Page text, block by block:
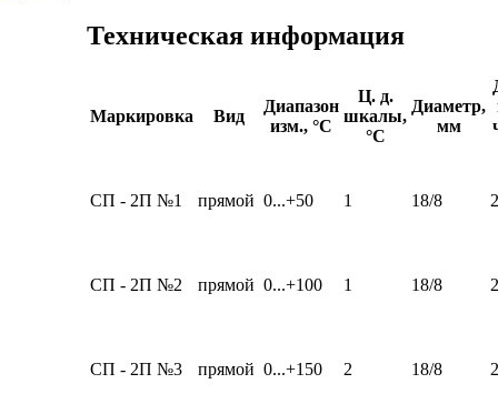
Техническая информация
Маркировка Вид
Диапазон
изм., °С
Ц. д.
шкалы,
°С
Диаметр,
мм
СП - 2П №1 прямой 0...+50 1 18/8
СП - 2П №2 прямой 0...+100 1 18/8
СП - 2П №3 прямой 0...+150 2 18/8